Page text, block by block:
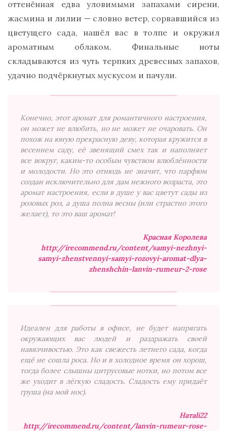
оттенённая едва уловимыми запахами сирени,
жасмина и лилии — словно ветер, сорвавшийся из
цветущего сада, нашёл вас в толпе и окружил
ароматным облаком. Финальные ноты
складываются из чуть терпких древесных запахов,
удачно подчёркнутых мускусом и пачули.
Конечно, этот аромат для романтичного настроения,
он может не влюбить, но не может не очаровать. Он
похож на юную прекрасную деву, которая кружится в
весеннем саду, её звенящий смех так и наполняет
все вокруг, каким-то особым чувством влюблённости
и молодости. Но это отнюдь не значит, что парфюм
создан исключительно для дам нежного возраста, это
аромат настроения, если в душе у вас цветут сады из
розовых роз, а душа полна весны (или страстно этого
желает), то это ваш аромат!
Красная Королева
http://irecommend.ru/content/samyi-nezhnyi-
samyi-zhenstvennyi-samyi-rozovyi-aromat-dlya-
zhenshchin-lanvin-rumeur-2-rose
Идеален для работы в офисе, не будет напрягать
окружающих вас людей и раздражать своей
навязчивостью. Это как свежесть летнего сада, когда
ещё не сошла роса. Но и в холодное время он хорош,
тогда более слышны цитрусовые нотки, но потом все
же уходит в лёгкую сладость. Сладость ему придаёт
груша (на мой нос).
Натаli22
http://irecommend.ru/content/lanvin-rumeur-rose-